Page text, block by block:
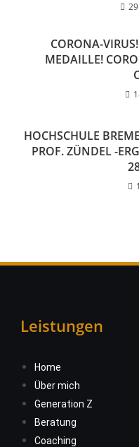
CORONA-
MEDAILLE!
HOCHSCHULE
PROF. ZÜNDEL -
Leistungen
Home
Über mich
Generation Z
Beratung
Coaching